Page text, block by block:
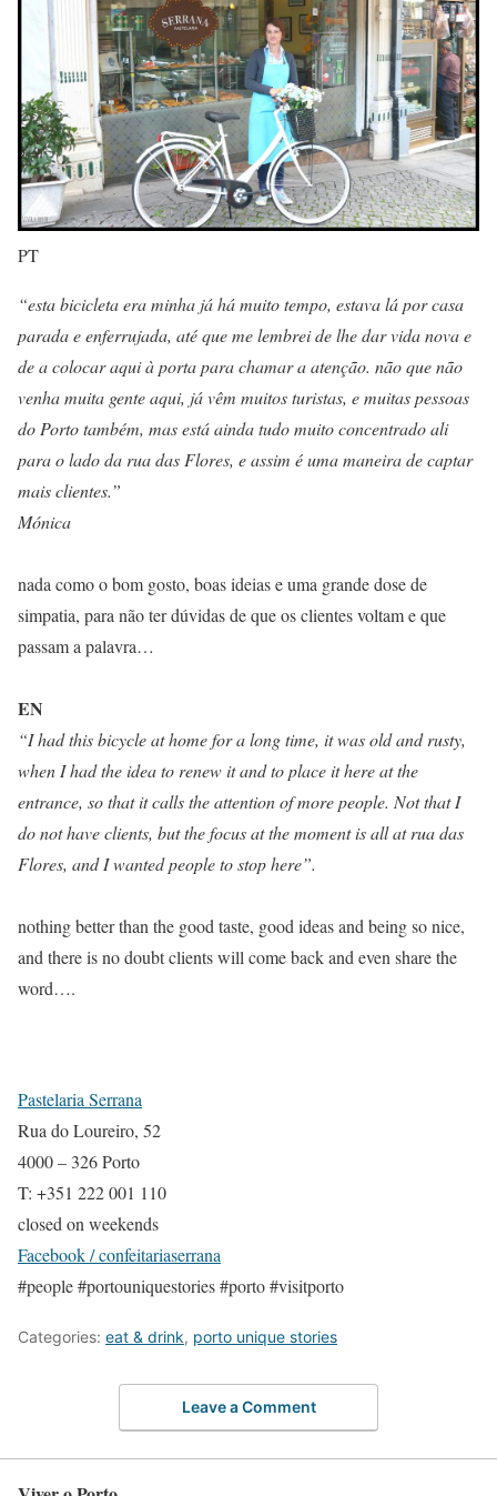
PT
“esta bicicleta era minha já há muito tempo, estava lá por casa
parada e enferrujada, até que me lembrei de lhe dar vida nova e
de a colocar aqui à porta para chamar a atenção. não que não
venha muita gente aqui, já vêm muitos turistas, e muitas pessoas
do Porto também, mas está ainda tudo muito concentrado ali
para o lado da rua das Flores, e assim é uma maneira de captar
mais clientes.”
Mónica
nada como o bom gosto, boas ideias e uma grande dose de
simpatia, para não ter dúvidas de que os clientes voltam e que
passam a palavra…
EN
“I had this bicycle at home for a long time, it was old and rusty,
when I had the idea to renew it and to place it here at the
entrance, so that it calls the attention of more people. Not that I
do not have clients, but the focus at the moment is all at rua das
Flores, and I wanted people to stop here”.
nothing better than the good taste, good ideas and being so nice,
and there is no doubt clients will come back and even share the
word….
Pastelaria Serrana
Rua do Loureiro, 52
4000 – 326 Porto
T: +351 222 001 110
closed on weekends
Facebook / confeitariaserrana
#people #portouniquestories #porto #visitporto
Categories: eat & drink, porto unique stories
Leave a Comment